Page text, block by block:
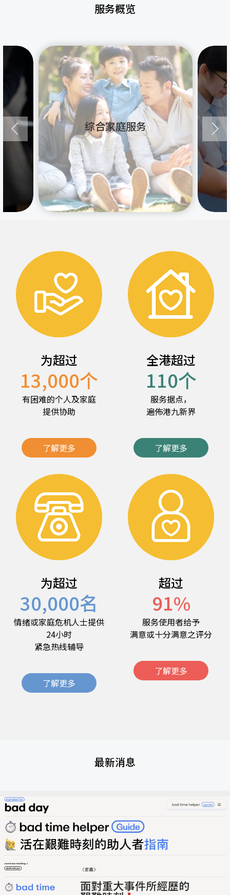
服务概览
综合家庭服务
为超过
13,000个
有困难的个人及家庭
提供协助
了解更多
全港超过
110个
服务据点，
遍佈港九新界
了解更多
为超过
30,000名
情绪或家庭危机人士提供
24小时
紧急热线辅导
了解更多
超过
91%
服务使用者给予
满意或十分满意之评分
了解更多
最新消息